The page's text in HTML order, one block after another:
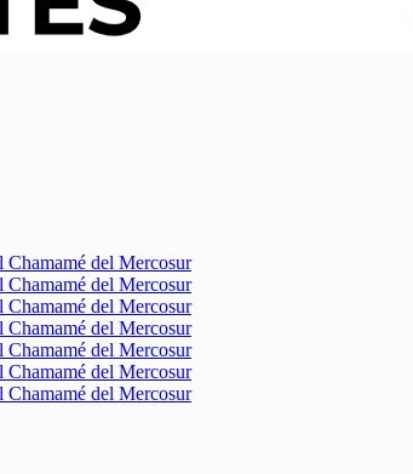
Chamamé del Mercosur
Chamamé del Mercosur
Chamamé del Mercosur
Chamamé del Mercosur
Chamamé del Mercosur
Chamamé del Mercosur
Chamamé del Mercosur